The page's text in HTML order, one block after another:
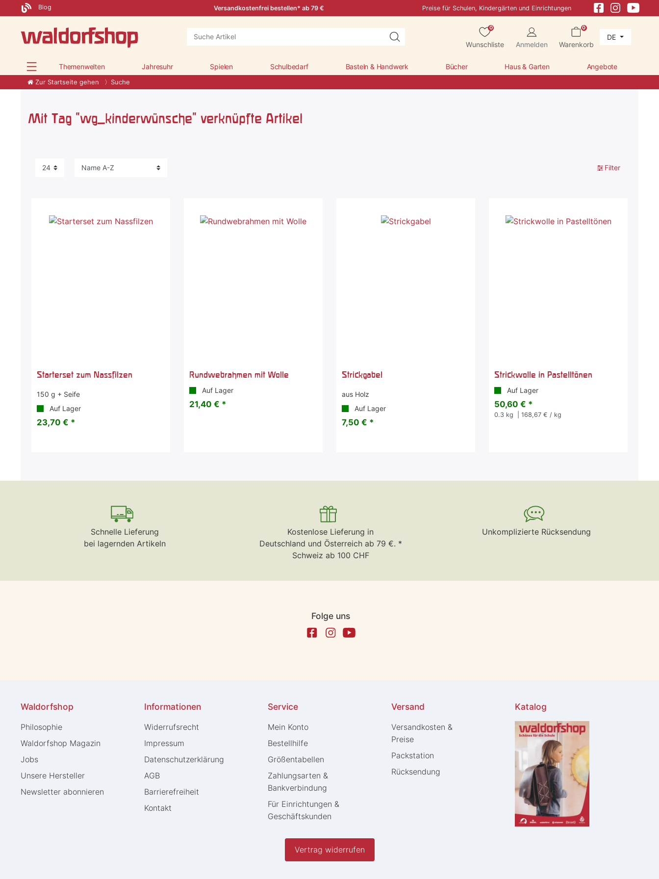
Blog Versandkostenfrei bestellen* ab 79 € Preise für Schulen, Kindergärten und Einrichtungen
0
Wunschliste Anmelden
0
Warenkorb
DE
Themenwelten Jahresuhr Spielen Schulbedarf Basteln & Handwerk Bücher Haus & Garten Angebote
Zur Startseite gehen Suche
Mit Tag "wg_kinderwünsche" verknüpfte Artikel
Filter
Starterset zum Nassfilzen
150 g + Seife
Auf Lager
23,70 € *
Rundwebrahmen mit Wolle
Auf Lager
21,40 € *
Strickgabel
aus Holz
Auf Lager
7,50 € *
Strickwolle in Pastelltönen
Auf Lager
50,60 € *
0.3 kg | 168,67 € / kg
Schnelle Lieferung
bei lagernden Artikeln
Kostenlose Lieferung in
Deutschland und Österreich ab 79 €. *
Schweiz ab 100 CHF
Unkomplizierte Rücksendung
Folge uns
Waldorfshop
Philosophie
Waldorfshop Magazin
Jobs
Unsere Hersteller
Newsletter abonnieren
Informationen
Widerrufs­recht
Impressum
Daten­schutz­erklärung
AGB
Barrierefreiheit
Kontakt
Service
Mein Konto
Bestellhilfe
Größentabellen
Zahlungsarten &
Bankverbindung
Für Einrichtungen &
Geschäftskunden
Versand
Versandkosten &
Preise
Packstation
Rücksendung
Katalog
Vertrag widerrufen